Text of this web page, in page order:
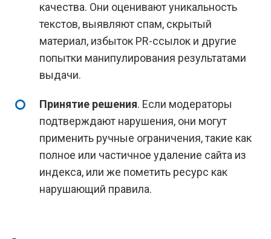
качества. Они оценивают уникальность
текстов, выявляют спам, скрытый
материал, избыток PR-ссылок и другие
попытки манипулирования результатами
выдачи.
Принятие решения. Если модераторы
подтверждают нарушения, они могут
применить ручные ограничения, такие как
полное или частичное удаление сайта из
индекса, или же пометить ресурс как
нарушающий правила.